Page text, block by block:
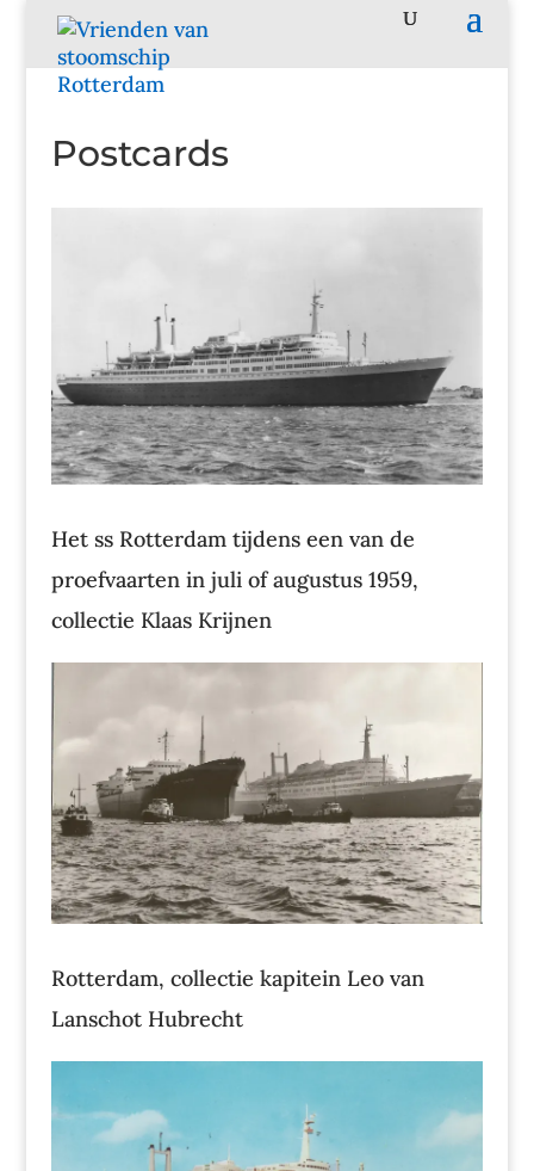
Postcards
Het ss Rotterdam tijdens een van de
proefvaarten in juli of augustus 1959,
collectie Klaas Krijnen
Rotterdam, collectie kapitein Leo van
Lanschot Hubrecht